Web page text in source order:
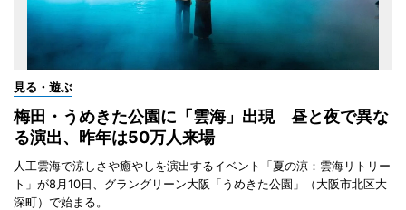
見る・遊ぶ
梅田・うめきた公園に「雲海」出現 昼と夜で異な
る演出、昨年は50万人来場
人工雲海で涼しさや癒やしを演出するイベント「夏の涼：雲海リトリー
ト」が8月10日、グラングリーン大阪「うめきた公園」（大阪市北区大
深町）で始まる。